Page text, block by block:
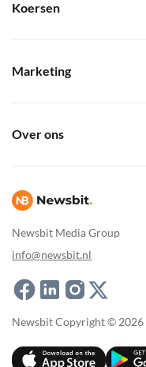
Newsbit Media Group
info@newsbit.nl
Koersen
Marketing
Over ons
Newsbit Copyright © 2026